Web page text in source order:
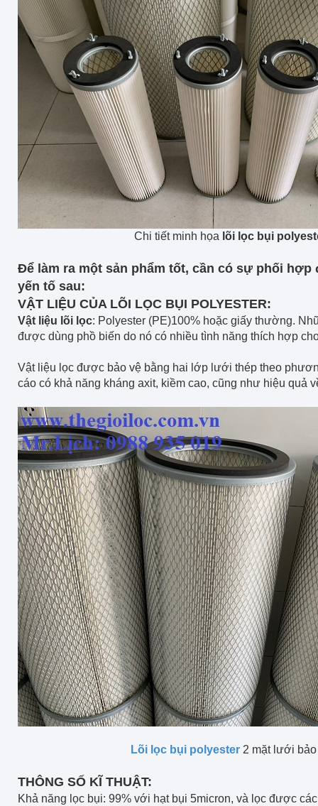
Chi tiết minh họa lõi lọc bụi
Để làm ra một sản phẩm tốt, cần có sự phối hợp
yến tố sau:
VẬT LIỆU CỦA LÕI LỌC BỤI POLYESTER:
Vật liệu lõi lọc: Polyester (PE)100% hoặc giấy thường.
được dùng phồ biến do nó có nhiều tình năng thích hợp
Vật liệu lọc được bảo vệ bằng hai lớp lưới thép theo
cáo có khả năng kháng axit, kiềm cao, cũng như hiệu quả
Lõi lọc bụi polyester2 mặt lưới bảo
THÔNG SỐ KĨ THUẬT:
Khả năng lọc bụi: 99% với hạt bụi 5micron, và lọc được